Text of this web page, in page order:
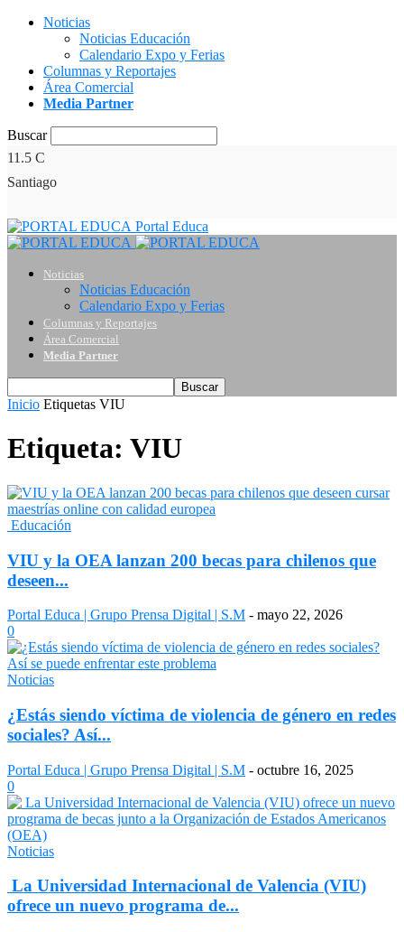
Noticias
Noticias Educación
Calendario Expo y Ferias
Columnas y Reportajes
Área Comercial
Media Partner
Buscar
11.5 C
Santiago
Portal Educa
Noticias
Noticias Educación
Calendario Expo y Ferias
Columnas y Reportajes
Área Comercial
Media Partner
Inicio Etiquetas VIU
Etiqueta: VIU
Educación
VIU y la OEA lanzan 200 becas para chilenos que
deseen...
Portal Educa | Grupo Prensa Digital | S.M - mayo 22, 2026
0
Noticias
¿Estás siendo víctima de violencia de género en redes
sociales? Así...
Portal Educa | Grupo Prensa Digital | S.M - octubre 16, 2025
0
Noticias
La Universidad Internacional de Valencia (VIU)
ofrece un nuevo programa de...